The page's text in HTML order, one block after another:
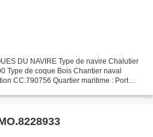
DU NAVIRE Type de navire Chalutier
Type de coque Bois Chantier naval
CC.790756 Quartier maritime : Port
GV.898403 IMO.8228933